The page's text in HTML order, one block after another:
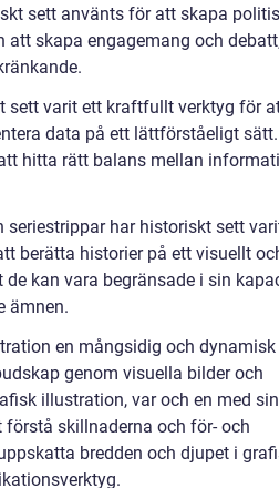
sett använts för att skapa
skapa engagemang och
sett varit ett kraftfullt verktyg för
data på ett lättförståeligt sätt.
hitta rätt balans mellan
seriestrippar har historiskt sett
berätta historier på ett visuellt
kan vara begränsade i sin
ämnen.
en mångsidig och dynamisk
genom visuella bilder och
illustration, var och en med
skillnaderna och för- och
bredden och djupet i